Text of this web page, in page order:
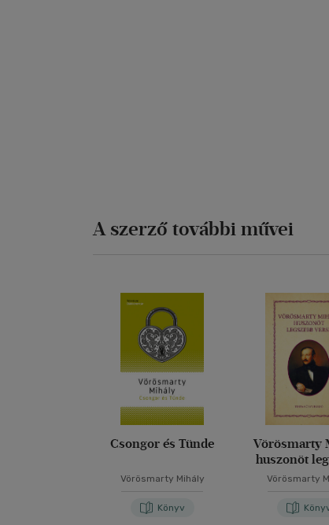
A szerző további művei
Csongor és Tünde
Vörösmarty Mihály
Könyv
Vörösmarty
huszonöt
verse
Vörösmarty